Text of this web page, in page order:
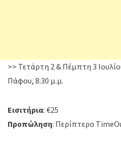
>> Τετάρτη 2 & Πέμπτη 3
Πάφου, 8:30 μ.μ.
Εισιτήρια: €25
Προπώληση: Περίπτερο